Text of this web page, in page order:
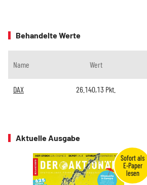
Behandelte Werte
Name Wert
DAX 26.140,13 Pkt.
Aktuelle Ausgabe